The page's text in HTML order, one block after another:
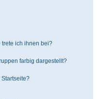
ich ihnen bei?
farbig dargestellt?
Startseite?